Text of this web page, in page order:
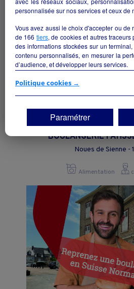
A SAISIR LOCATION
BOULANGERIE
Noues de Sienne -
Alimentation
personnalisée sur nos services et ceux de
Vous avez aussi le choix d'accepter ou de
de 166 tiers, de cookies et autres traceurs
des informations stockées sur un
contenu personnalisés, en mesurer la
d’audience, et développer leurs services.
Si vous continuez sans accepter, les
vos centres d'intérêt. Seuls les
déposés et lus sur votre terminal.
Vous pouvez exprimer vos choix en
"Continuer sans accepter" ou
moment en cliquant sur le lien
Politique cookies →
Paramétrer